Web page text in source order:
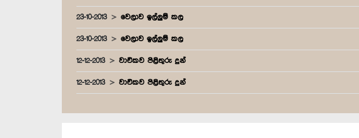
23-10-2013 වෙලාව ඉල්ලුම් කල
23-10-2013 වෙලාව ඉල්ලුම් කල
12-12-2013 වාචිකව පිළිතුරු දුන්
12-12-2013 වාචිකව පිළිතුරු දුන්